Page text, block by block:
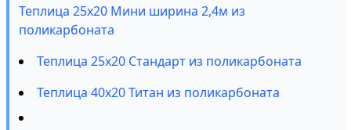
Теплица 25х20 Мини ширина 2,4м из
поликарбоната
Теплица 25х20 Стандарт из поликарбоната
Теплица 40х20 Титан из поликарбоната